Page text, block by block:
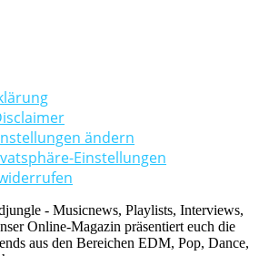
ändern
Einstellungen
- Musicnews, Playlists, Interviews,
Online-Magazin präsentiert euch die
aus den Bereichen EDM, Pop, Dance,